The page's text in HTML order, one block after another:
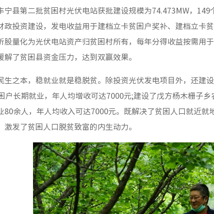
宁县第二批贫困村光伏电站获批建设规模为74.473MW，
政投资建设，发电收益用于建档立卡贫困户奖补、建档立卡
股量化为光伏电站资产归贫困村所有，每年分得收益按需用
解了贫困县资金压力，达到双赢效果。
生之本，稳就业就是稳脱贫。除投资光伏发电项目外，还建
户长期就业，年人均增收可达7000元;建设了戊方杨木栅子
80余人，年人均收入可达7000元。既解决了贫困人口就近
发了贫困人口脱贫致富的内生动力。